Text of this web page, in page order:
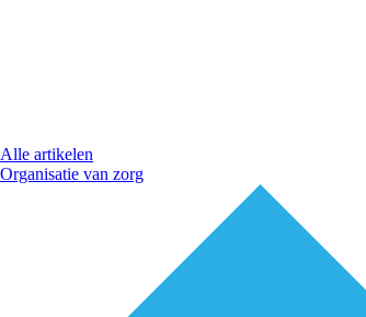
Alle artikelen
Organisatie van zorg